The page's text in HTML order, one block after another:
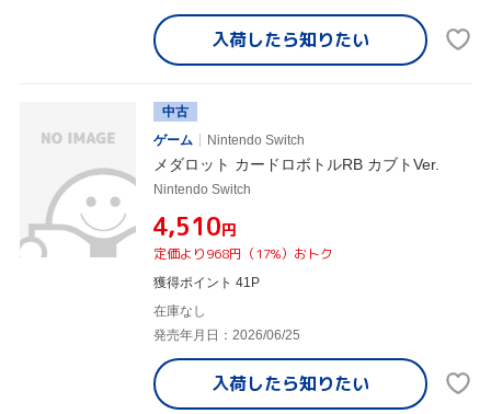
入荷したら知りたい
中古
ゲーム
Nintendo Switch
メダロット カードロボトルRB カブトVer.
Nintendo Switch
¥4,510円
定価より968円（17%）おトク
獲得ポイント 41P
在庫なし
発売年月日：2026/06/25
入荷したら知りたい